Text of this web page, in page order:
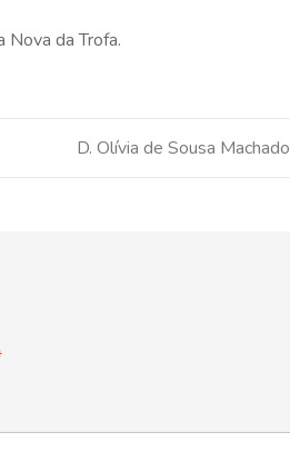
Nova da Trofa.
D. Olívia de Sousa Machado